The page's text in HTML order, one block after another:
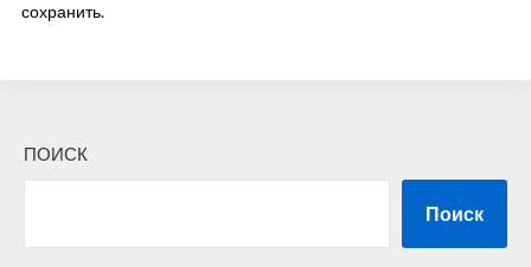
сохранить.
ПОИСК
Поиск